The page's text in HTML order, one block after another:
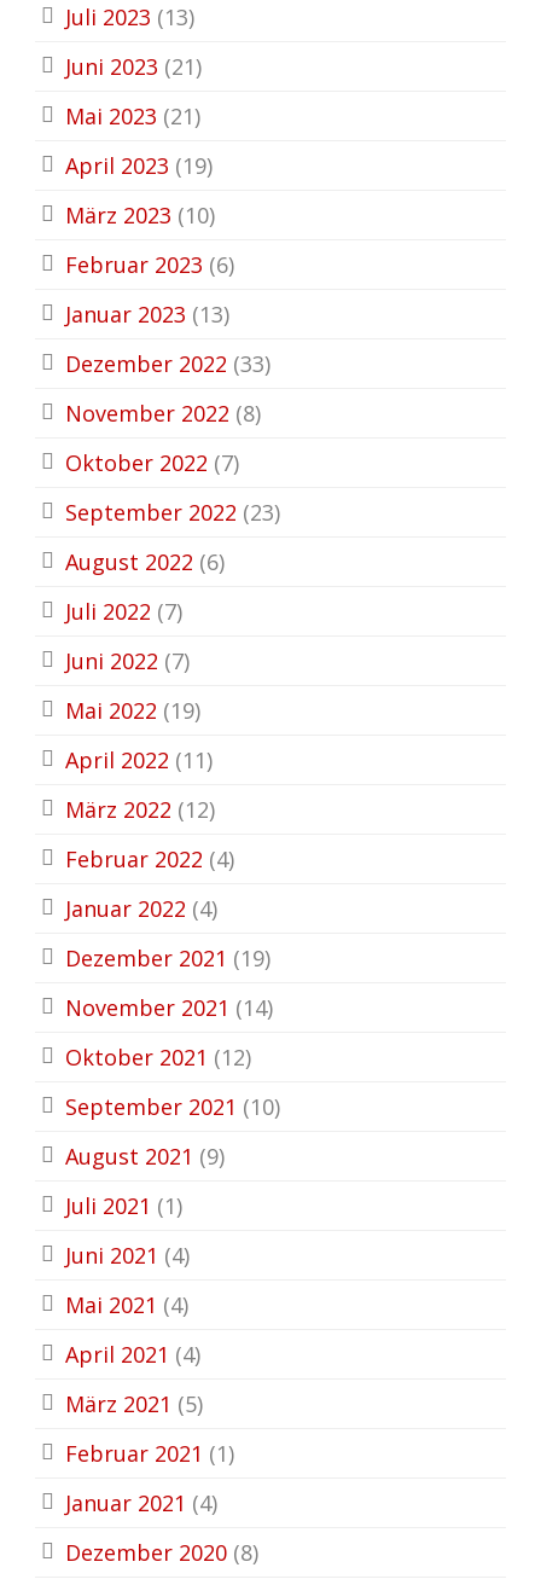
Juli 2023 (13)
Juni 2023 (21)
Mai 2023 (21)
April 2023 (19)
März 2023 (10)
Februar 2023 (6)
Januar 2023 (13)
Dezember 2022 (33)
November 2022 (8)
Oktober 2022 (7)
September 2022 (23)
August 2022 (6)
Juli 2022 (7)
Juni 2022 (7)
Mai 2022 (19)
April 2022 (11)
März 2022 (12)
Februar 2022 (4)
Januar 2022 (4)
Dezember 2021 (19)
November 2021 (14)
Oktober 2021 (12)
September 2021 (10)
August 2021 (9)
Juli 2021 (1)
Juni 2021 (4)
Mai 2021 (4)
April 2021 (4)
März 2021 (5)
Februar 2021 (1)
Januar 2021 (4)
Dezember 2020 (8)